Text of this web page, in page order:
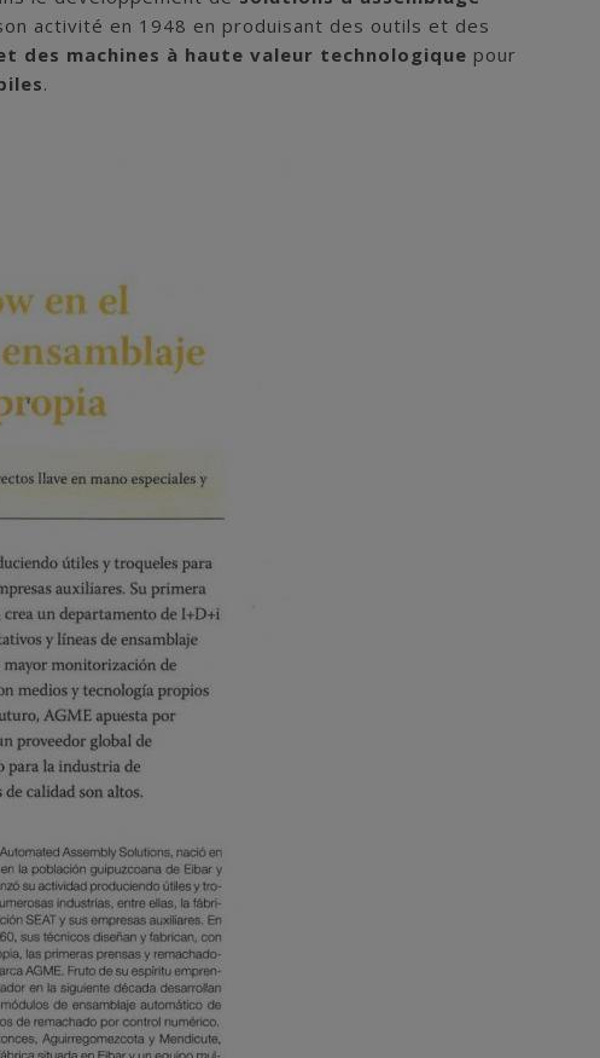
activité en 1948 en produisant des outils et des
des machines à haute valeur technologique pour
.